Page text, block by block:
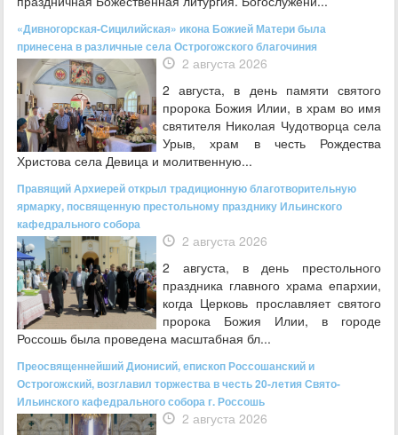
«Дивногорская-Сицилийская» икона Божией Матери была
принесена в различные села Острогожского благочиния
2 августа 2026
2 августа, в день памяти святого
пророка Божия Илии, в храм во имя
святителя Николая Чудотворца села
Урыв, храм в честь Рождества
Христова села Девица и молитвенную...
Правящий Архиерей открыл традиционную благотворительную
ярмарку, посвященную престольному празднику Ильинского
кафедрального собора
2 августа 2026
2 августа, в день престольного
праздника главного храма епархии,
когда Церковь прославляет святого
пророка Божия Илии, в городе
Россошь была проведена масштабная бл...
Преосвященнейший Дионисий, епископ Россошанский и
Острогожский, возглавил торжества в честь 20-летия Свято-
Ильинского кафедрального собора г. Россошь
2 августа 2026